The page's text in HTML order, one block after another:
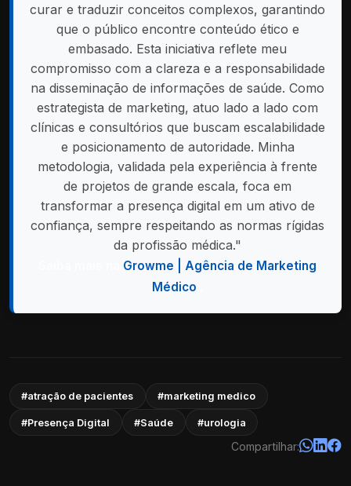
curar e traduzir conceitos complexos, garantindo
que o público encontre conteúdo ético e
embasado. Esta iniciativa reflete meu
compromisso com a clareza e a responsabilidade
na disseminação de informações de saúde. Como
estrategista de marketing, atuo lado a lado com
clínicas e consultórios que buscam escalabilidade
e posicionamento de autoridade. Minha
metodologia, validada pela experiência à frente
de projetos de grande escala, foca em
transformar a presença digital em um ativo de
confiança, sempre respeitando as normas rígidas
da profissão médica."
Growme | Agência de Marketing
Médico
#atração de pacientes #marketing medico
#Presença Digital #Saúde #urologia
Compartilhar: